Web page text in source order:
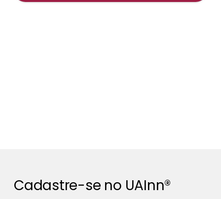
Cadastre-se no UAInn®